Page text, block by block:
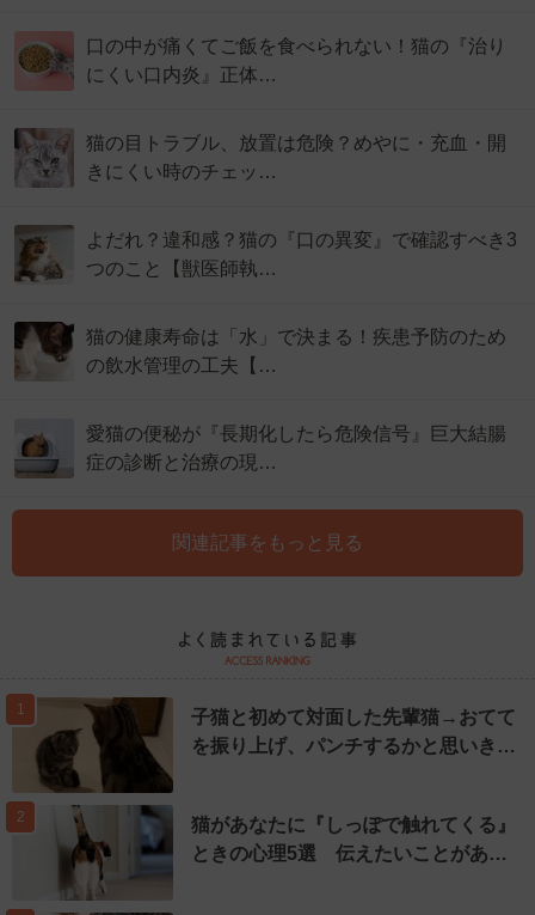
口の中が痛くてご飯を食べられない！猫の『治り
にくい口内炎』正体…
猫の目トラブル、放置は危険？めやに・充血・開
きにくい時のチェッ…
よだれ？違和感？猫の『口の異変』で確認すべき3
つのこと【獣医師執…
猫の健康寿命は「水」で決まる！疾患予防のため
の飲水管理の工夫【…
愛猫の便秘が『長期化したら危険信号』巨大結腸
症の診断と治療の現…
関連記事をもっと見る
1
子猫と初めて対面した先輩猫→おてて
を振り上げ、パンチするかと思いき…
2
猫があなたに『しっぽで触れてくる』
ときの心理5選 伝えたいことがあ…